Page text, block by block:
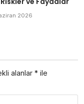
2026
alanlar * ile